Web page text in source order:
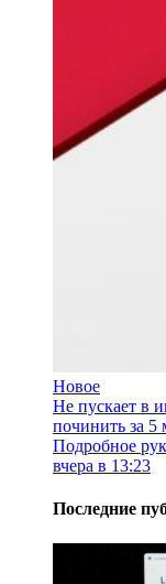
Новое
Не пускает в
починить за 5
Подробное
вчера в 13:23
Последние